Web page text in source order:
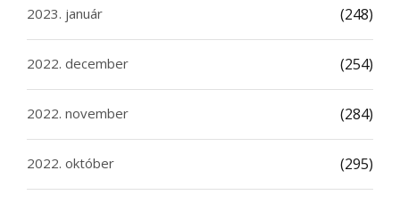
2023. január (248)
2022. december (254)
2022. november (284)
2022. október (295)